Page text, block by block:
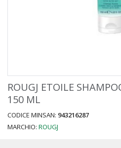
ROUGJ ETOILE
150 ML
CODICE MINSAN: 943216287
MARCHIO: ROUGJ